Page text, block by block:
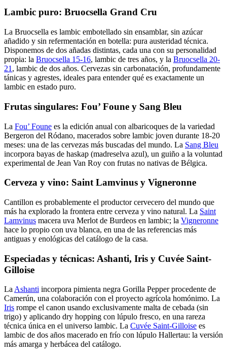
Lambic puro: Bruocsella Grand Cru
La Bruocsella es lambic embotellado sin ensamblar, sin azúcar
añadido y sin refermentación en botella: pura austeridad técnica.
Disponemos de dos añadas distintas, cada una con su personalidad
propia: la Bruocsella 15-16, lambic de tres años, y la Bruocsella 20-
21 , lambic de dos años. Cervezas sin carbonatación, profundamente
tánicas y agrestes, ideales para entender qué es exactamente un
lambic en estado puro.
Frutas singulares: Fou’ Foune y Sang Bleu
La Fou’ Foune es la edición anual con albaricoques de la variedad
Bergeron del Ródano, macerados sobre lambic joven durante 18-20
meses: una de las cervezas más buscadas del mundo. La Sang Bleu
incorpora bayas de haskap (madreselva azul), un guiño a la voluntad
experimental de Jean Van Roy con frutas no nativas de Bélgica.
Cerveza y vino: Saint Lamvinus y Vigneronne
Cantillon es probablemente el productor cervecero del mundo que
más ha explorado la frontera entre cerveza y vino natural. La Saint
Lamvinus macera uva Merlot de Burdeos en lambic; la Vigneronne
hace lo propio con uva blanca, en una de las referencias más
antiguas y enológicas del catálogo de la casa.
Especiadas y técnicas: Ashanti, Iris y Cuvée Saint-
Gilloise
LaAshanti incorpora pimienta negra Gorilla Pepper procedente de
Camerún, una colaboración con el proyecto agrícola homónimo. La
Iris rompe el canon usando exclusivamente malta de cebada (sin
trigo) y aplicando dry hopping con lúpulo fresco, en una rareza
técnica única en el universo lambic. La Cuvée Saint-Gilloise es
lambic de dos años macerado en frío con lúpulo Hallertau: la versión
más amarga y herbácea del catálogo.